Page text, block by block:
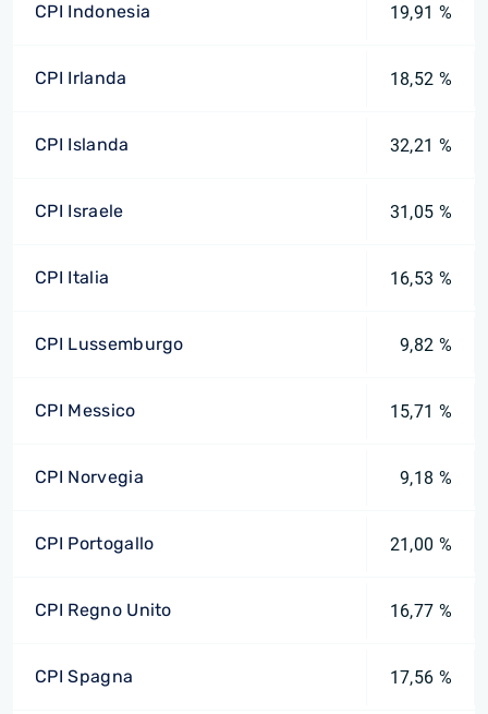
CPI Indonesia 19,91 %
CPI Irlanda 18,52 %
CPI Islanda 32,21 %
CPI Israele 31,05 %
CPI Italia 16,53 %
CPI Lussemburgo 9,82 %
CPI Messico 15,71 %
CPI Norvegia 9,18 %
CPI Portogallo 21,00 %
CPI Regno Unito 16,77 %
CPI Spagna 17,56 %